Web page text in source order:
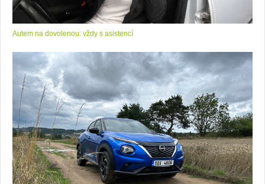
Autem na dovolenou: vždy s asistencí